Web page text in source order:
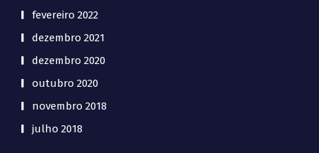
fevereiro 2022
dezembro 2021
dezembro 2020
outubro 2020
novembro 2018
julho 2018